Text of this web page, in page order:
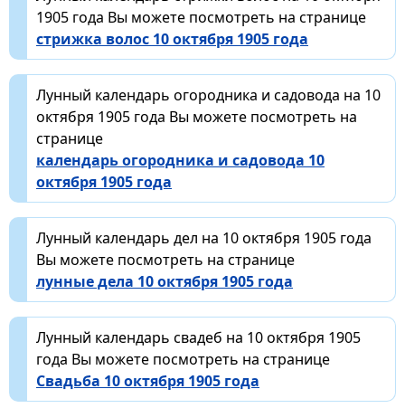
1905 года Вы можете посмотреть на странице
стрижка волос 10 октября 1905 года
Лунный календарь огородника и садовода на 10
октября 1905 года Вы можете посмотреть на
странице
календарь огородника и садовода 10
октября 1905 года
Лунный календарь дел на 10 октября 1905 года
Вы можете посмотреть на странице
лунные дела 10 октября 1905 года
Лунный календарь свадеб на 10 октября 1905
года Вы можете посмотреть на странице
Свадьба 10 октября 1905 года